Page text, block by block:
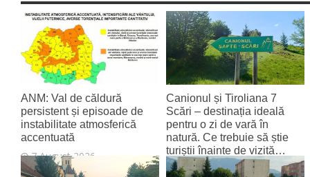
ANM: Val de căldură
persistent și episoade de
instabilitate atmosferică
accentuată
7 August 2026
Canionul și Tiroliana 7
Scări – destinația ideală
pentru o zi de vară în
natură. Ce trebuie să știe
turiștii înainte de vizită…
7 August 2026